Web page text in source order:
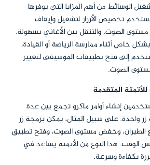
الوسائط من أهم المزايا التي يوفرها
تخصيص الأزرار لتشغيل وإيقاف
الصوت، والتنقل بين الأغاني بسهولة.
خاص أثناء ممارسة الرياضة أو القيادة،
إلى فتح تطبيقات الموسيقى لتغيير
الصوت.
المتقدمة
إنشاء أوامر ماكرو تجمع بين عدة
على سبيل المثال، يمكن برمجة زر
وخفض مستوى الصوت، وفتح تطبيق
الوقت. هذا النوع من الأتمتة يساعد في
بكفاءة وسرعة.